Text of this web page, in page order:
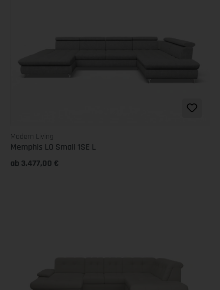
Modern Living
Memphis LO Small 1SE L
ab 3.477,00 €